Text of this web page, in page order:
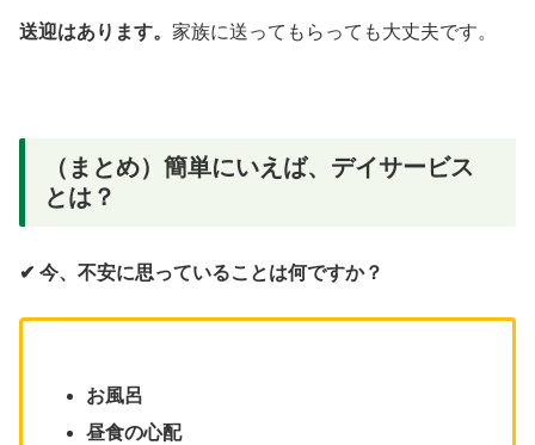
送迎はあります。 家族に送ってもらっても大丈夫です。
（まとめ）簡単にいえば、デイサービス
とは？
✔︎ 今、不安に思っていることは何ですか？
お風呂
昼食の心配